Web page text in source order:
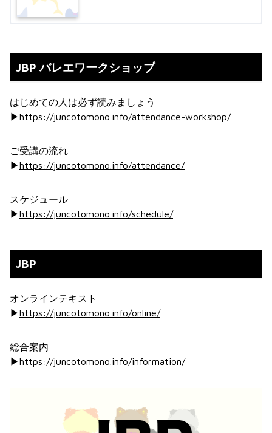
JBP バレエワークショップ
はじめての人は必ず読みましょう
▶︎https://juncotomono.info/attendance-workshop/
ご受講の流れ
▶︎https://juncotomono.info/attendance/
スケジュール
▶︎https://juncotomono.info/schedule/
JBP
オンラインテキスト
▶︎https://juncotomono.info/online/
総合案内
▶︎https://juncotomono.info/information/